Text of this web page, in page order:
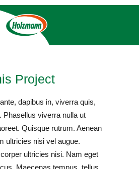
Project
dapibus in, viverra quis,
Phasellus viverra nulla ut
Quisque rutrum. Aenean
ultricies nisi vel augue.
ultricies nisi. Nam eget
Maecenas tempus, tellus